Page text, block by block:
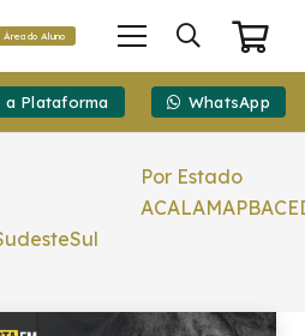
Área do Aluno
a Plataforma WhatsApp
Sul
Por Estado
ACALAMAPBACE